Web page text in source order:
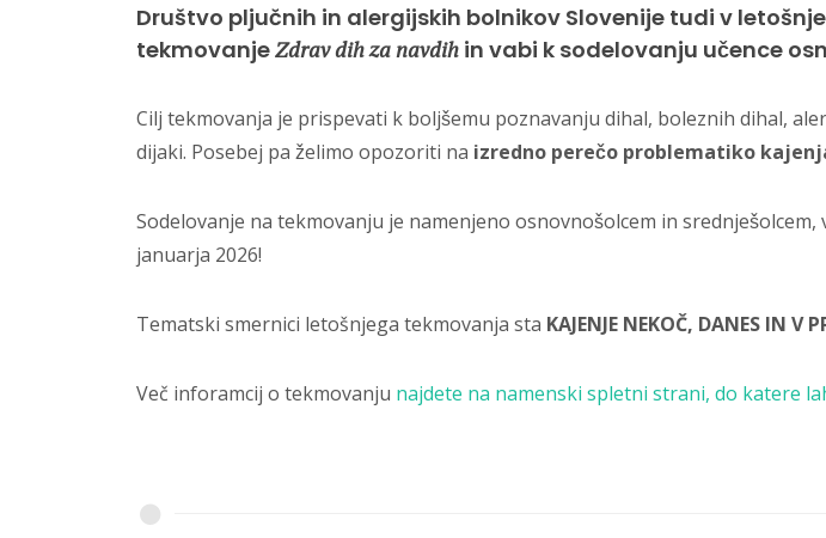
Društvo pljučnih in alergijskih bolnikov Slovenije tudi v
tekmovanjeZdrav dih za navdih in vabi k sodelovanju učence
Cilj tekmovanja je prispevati k boljšemu poznavanju dihal, boleznih dihal,
dijaki. Posebej pa želimo opozoriti na izredno perečo problematiko
Sodelovanje na tekmovanju je namenjeno osnovnošolcem in
januarja 2026!
Tematski smernici letošnjega tekmovanja sta KAJENJE NEKOČ, DANES IN V
Več inforamcij o tekmovanju najdete na namenski spletni strani, do katere